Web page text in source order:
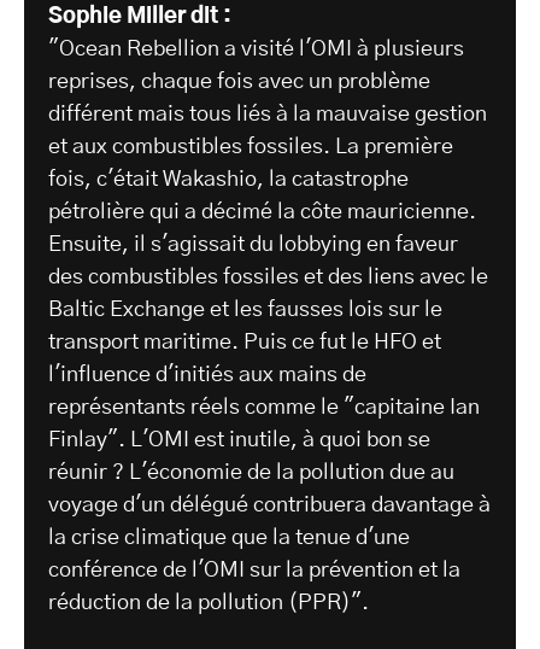
Sophie Miller dit :
"Ocean Rebellion a visité l'OMI à plusieurs
reprises, chaque fois avec un problème
différent mais tous liés à la mauvaise gestion
et aux combustibles fossiles. La première
fois, c'était Wakashio, la catastrophe
pétrolière qui a décimé la côte mauricienne.
Ensuite, il s'agissait du lobbying en faveur
des combustibles fossiles et des liens avec le
Baltic Exchange et les fausses lois sur le
transport maritime. Puis ce fut le HFO et
l'influence d'initiés aux mains de
représentants réels comme le "capitaine Ian
Finlay". L'OMI est inutile, à quoi bon se
réunir ? L'économie de la pollution due au
voyage d'un délégué contribuera davantage à
la crise climatique que la tenue d'une
conférence de l'OMI sur la prévention et la
réduction de la pollution (PPR)".